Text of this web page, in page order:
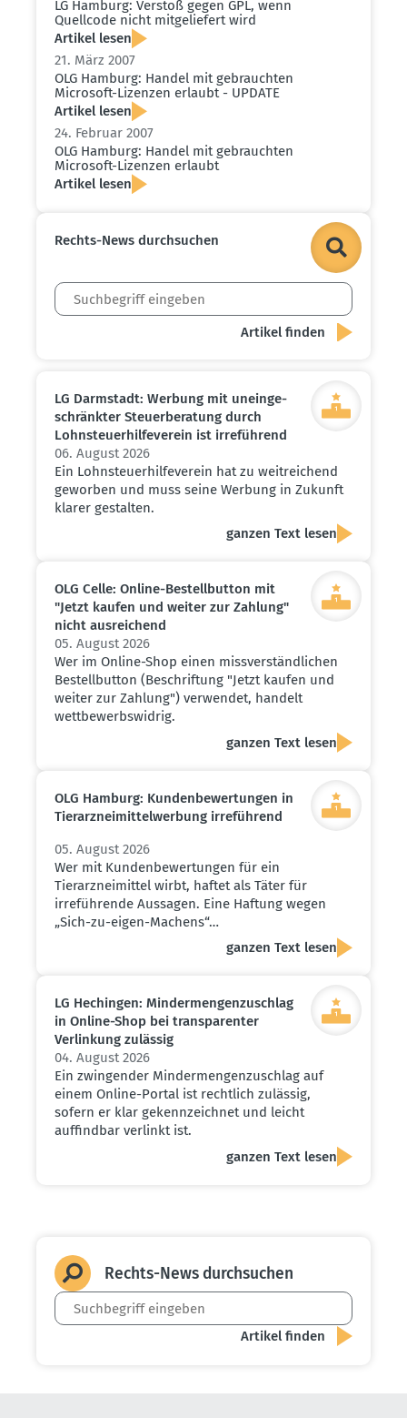
LG Hamburg: Verstoß gegen GPL, wenn
Quellcode nicht mitge­liefert wird
Artikel lesen
21. März 2007
OLG Hamburg: Handel mit gebrauchten
Microsoft-Lizenzen erlaubt - UPDATE
Artikel lesen
24. Februar 2007
OLG Hamburg: Handel mit gebrauchten
Microsoft-Lizenzen erlaubt
Artikel lesen
Rechts-News durch­suchen
LG Darmstadt: Werbung mit unein­ge­
schränkter Steuer­be­ratung durch
Lohnsteu­er­hil­fe­verein ist irreführend
06. August 2026
Ein Lohnsteuerhilfeverein hat zu weitreichend
geworben und muss seine Werbung in Zukunft
klarer gestalten.
ganzen Text lesen
OLG Celle: Online-Bestell­button mit
"Jetzt kaufen und weiter zur Zahlung"
nicht ausrei­chend
05. August 2026
Wer im Online-Shop einen missverständlichen
Bestellbutton (Beschriftung "Jetzt kaufen und
weiter zur Zahlung") verwendet, handelt
wettbewerbswidrig.
ganzen Text lesen
OLG Hamburg: Kunden­be­wer­tungen in
Tierarz­nei­mit­tel­werbung irreführend
05. August 2026
Wer mit Kundenbewertungen für ein
Tierarzneimittel wirbt, haftet als Täter für
irreführende Aussagen. Eine Haftung wegen
„Sich-zu-eigen-Machens“…
ganzen Text lesen
LG Hechingen: Minder­men­gen­zu­schlag
in Online-Shop bei trans­pa­renter
Verlinkung zulässig
04. August 2026
Ein zwingender Mindermengenzuschlag auf
einem Online-Portal ist rechtlich zulässig,
sofern er klar gekennzeichnet und leicht
auffindbar verlinkt ist.
ganzen Text lesen
Rechts-News durch­suchen